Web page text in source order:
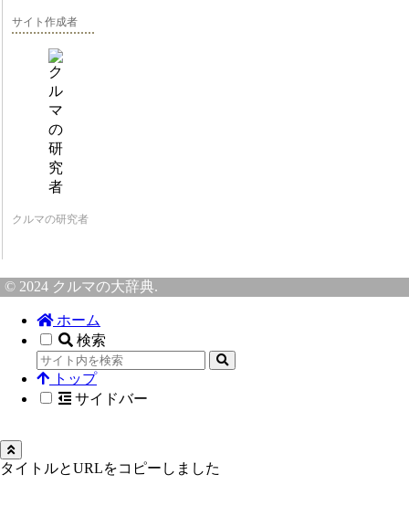
サイト作成者
クルマの研究者
© 2024 クルマの大辞典.
ホーム
検索
トップ
サイドバー
タイトルとURLをコピーしました